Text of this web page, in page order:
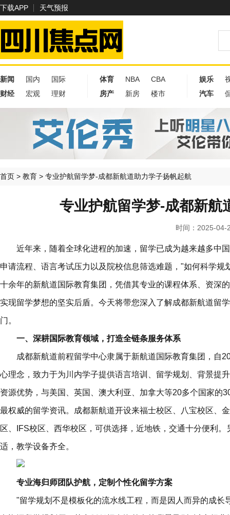
下载APP 天气预报
新闻 国内
国际
财经
宏观 理财
体育 NBA
CBA
房产
新房 楼市
娱乐
汽车
首页 > 教育 > 专业护航留学梦-成都新航道助力学子扬帆起航
专业护航留学梦-成都新航
时间：2025-04-
近年来，随着全球化进程的加速，留学已成为越来越多中
申请流程、语言考试压力以及院校信息筛选难题，"如何科学
十余年的新航道国际教育集团，凭借其专业的课程体系、资深
实现留学梦想的坚实后盾。今天将带您深入了解成都新航道留
门。
一、深耕国际教育领域，打造全链条服务体系
成都新航道前程留学中心隶属于新航道国际教育集团，自
心理念，致力于为川内学子提供语言培训、留学规划、背景提
资源优势，与美国、英国、澳大利亚、加拿大等20多个国家的
最权威的留学资讯。成都新航道开设来福士校区、八宝校区、
区、IFS校区、西华校区，可供选择，近地铁，交通十分便利
适，教学设备齐全。
专业海归师团队护航，定制个性化留学方案
"留学规划不是模板化的流水线工程，而是因人而异的成